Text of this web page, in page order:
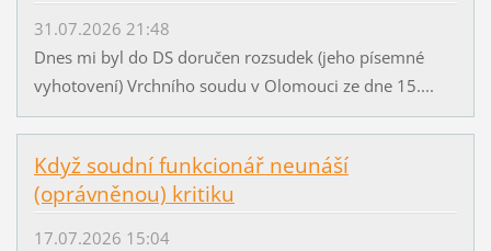
31.07.2026 21:48
Dnes mi byl do DS doručen rozsudek (jeho písemné
vyhotovení) Vrchního soudu v Olomouci ze dne 15....
Když soudní funkcionář neunáší
(oprávněnou) kritiku
17.07.2026 15:04